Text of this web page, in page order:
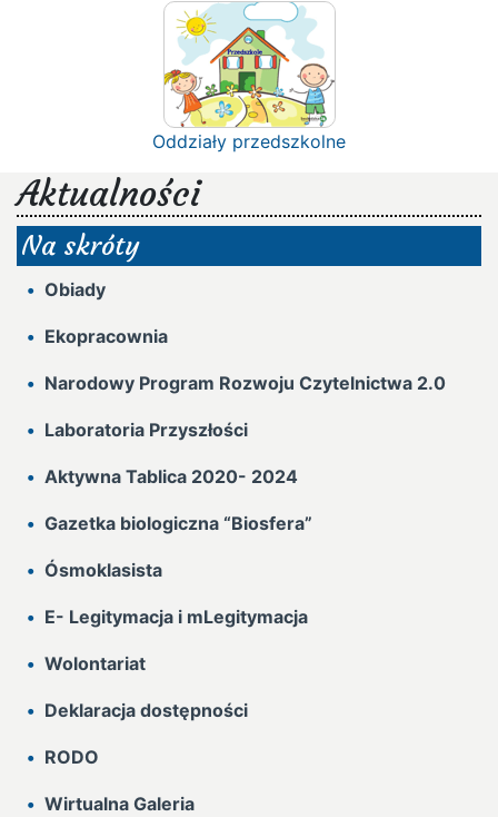
Oddziały przedszkolne
Aktualności
Na skróty
Obiady
Ekopracownia
Narodowy Program Rozwoju Czytelnictwa 2.0
Laboratoria Przyszłości
Aktywna Tablica 2020- 2024
Gazetka biologiczna “Biosfera”
Ósmoklasista
E- Legitymacja i mLegitymacja
Wolontariat
Deklaracja dostępności
RODO
Wirtualna Galeria